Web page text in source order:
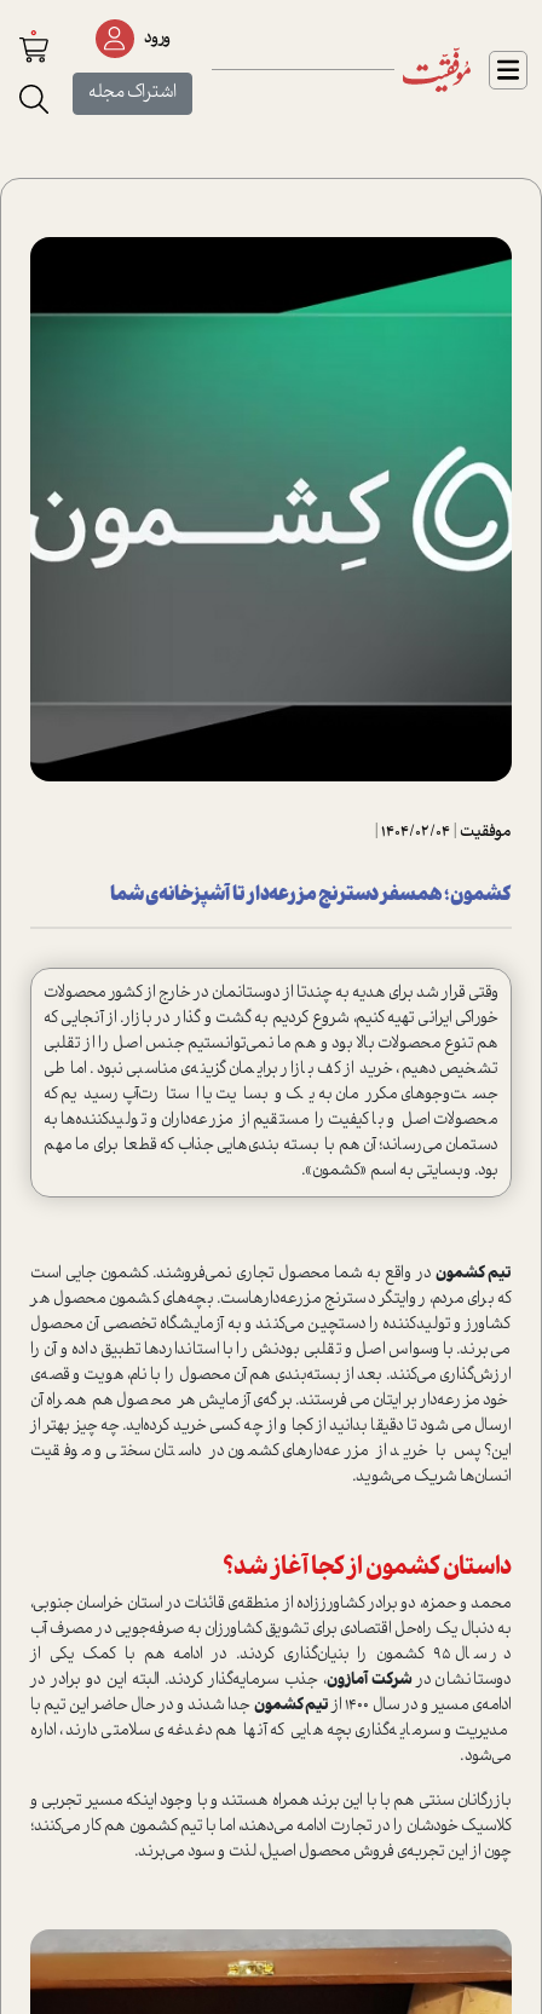
ورود
اشتراک مجله
0
موفقیت|
1404/02/04
|
کشمون؛ همسفر دسترنج مزرعه‌دار تا آشپزخانه‌ی شما
وقتی قرار شد برای هدیه به چندتا از دوستانمان در خارج از کشور محصولات
خوراکی ایرانی تهیه کنیم، شروع کردیم به گشت و گذار در بازار. از آنجایی که
هم تنوع محصولات بالا بود و هم ما نمی‌توانستیم جنس اصل را از تقلبی
تشخیص دهیم، خرید از کف بازار برایمان گزینه‌ی مناسبی نبود. اما طی
جست‌وجوهای مکررمان به یک وبسایت یا استارت‌آپ رسیدیم که
محصولات اصل و با‌کیفیت را مستقیم از مزرعه‌داران و تولیدکننده‌ها به
دستمان می‌رساند؛ آن هم با بسته بندی‌هایی جذاب که قطعا برای ما مهم
بود. وبسایتی به اسم «کشمون».
تیم کشمون در واقع به شما محصول تجاری نمی‌فروشند. کشمون جایی است
که برای مردم، روایتگر دسترنج مزرعه‌دارهاست. بچه‌های کشمون محصول هر
کشاورز و تولیدکننده را دستچین می‌کنند و به آزمایشگاه تخصصی آن محصول
می‌برند. با وسواس اصل و تقلبی بودنش را با استانداردها تطبیق داده و آن را
ارزش‌گذاری می‌کنند. بعد از بسته‌بندی هم آن محصول را با نام، هویت و قصه‌ی
خود مزرعه‌دار برای­تان می‌فرستند. برگه‌ی آزمایش هر محصول هم همراه آن
ارسال می شود تا دقیقا بدانید از کجا و از چه کسی خرید کرده‌اید. چه چیز بهتر از
این؟ پس با خرید از مزرعه‌دارهای کشمون در داستان سختی و موفقیت
انسان‌ها شریک می‌شوید.
داستان کشمون از کجا آغاز شد؟
محمد و حمزه، دو برادر کشاورز‌زاده از منطقه‌ی قائنات در استان خراسان جنوبی،
به دنبال یک راه‌حل اقتصادی برای تشویق کشاورزان به صرفه‌جویی در مصرف آب
در سال‌ ۹۵ کشمون را بنیان‌گذاری کردند. در ادامه هم با کمک یکی از
دوستانشان درشرکت آمازون، جذب سرمایه‌گذار کردند. البته این دو برادر در
ادامه‌ی مسیر و در سال ۱۴۰۰ از
تیم کشمون جدا شدند و در حال حاضر این تیم با
مدیریت و سرمایه‌گذاری بچه هایی که آن­ها هم دغدغه‌­ی سلامتی دارند، اداره
می‌شود.
بازرگانان سنتی هم با با این برند همراه هستند و با وجود اینکه مسیر تجربی و
کلاسیک خودشان را در تجارت ادامه می‌دهند، اما با تیم کشمون هم کار می‌کنند؛
چون از این تجربه‌ی فروش محصول اصیل، لذت و سود می‌برند.